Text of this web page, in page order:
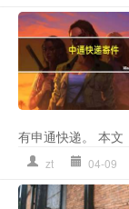
有申通快递。 本文
zt 04-09